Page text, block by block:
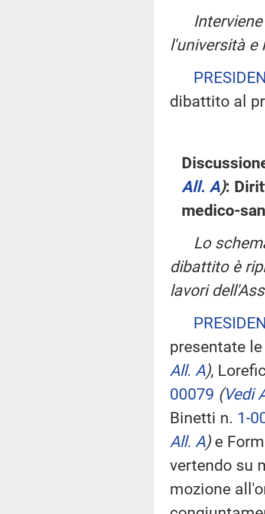
l'università
dibattito al
All. A):
medico-
Lo
dibattito è
lavori
presentate
All. A),
00079 (Vedi
Binetti n. 1-
All. A)e
vertendo su
mozione